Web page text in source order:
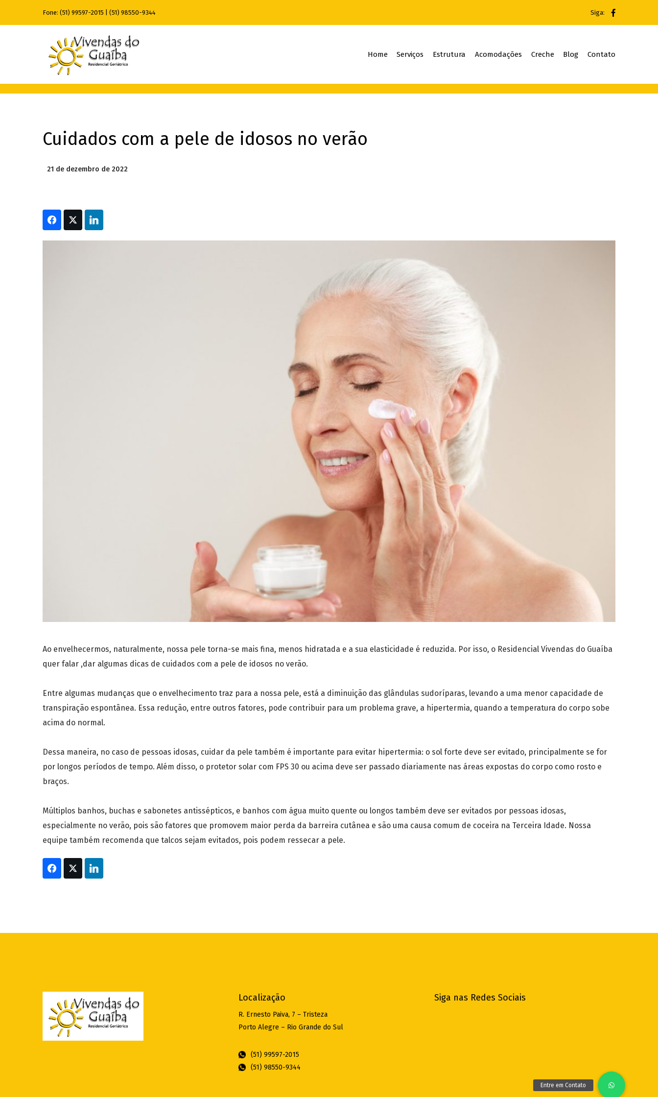
Fone: (51) 99597-2015 (51) 98550-9344 Siga:
Home Serviços Estrutura Acomodações Creche Blog Contato
Cuidados com a pele de idosos no verão
21 de dezembro de 2022
Ao envelhecermos, naturalmente, nossa pele torna-se mais fina, menos hidratada e a sua elasticidade é reduzida. Por isso, o Residencial Vivendas do Guaíba
quer falar ,dar algumas dicas de cuidados com a pele de idosos no verão.
Entre algumas mudanças que o envelhecimento traz para a nossa pele, está a diminuição das glândulas sudoríparas, levando a uma menor capacidade de
transpiração espontânea. Essa redução, entre outros fatores, pode contribuir para um problema grave, a hipertermia, quando a temperatura do corpo sobe
acima do normal.
Dessa maneira, no caso de pessoas idosas, cuidar da pele também é importante para evitar hipertermia: o sol forte deve ser evitado, principalmente se for
por longos períodos de tempo. Além disso, o protetor solar com FPS 30 ou acima deve ser passado diariamente nas áreas expostas do corpo como rosto e
braços.
Múltiplos banhos, buchas e sabonetes antissépticos, e banhos com água muito quente ou longos também deve ser evitados por pessoas idosas,
especialmente no verão, pois são fatores que promovem maior perda da barreira cutânea e são uma causa comum de coceira na Terceira Idade. Nossa
equipe também recomenda que talcos sejam evitados, pois podem ressecar a pele.
Localização
R. Ernesto Paiva, 7 – Tristeza
Porto Alegre – Rio Grande do Sul
(51) 99597-2015
(51) 98550-9344
Siga nas Redes Sociais